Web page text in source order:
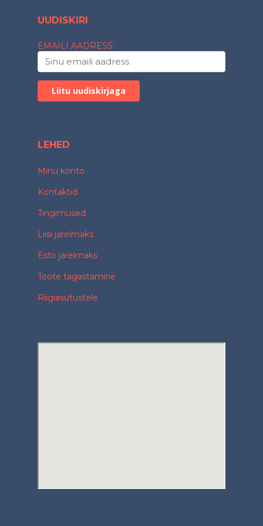
UUDISKIRI
EMAILI AADRESS:
LEHED
Minu konto
Kontaktid
Tingimused
Liisi järelmaks
Esto järelmaks
Toote tagastamine
Riigiasutustele